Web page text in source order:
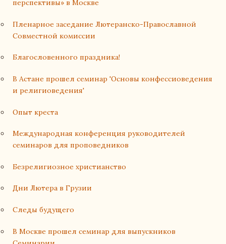
перспективы» в Москве
Пленарное заседание Лютеранско-Православной
Совместной комиссии
Благословенного праздника!
В Астане прошел семинар 'Основы конфессиоведения
и религиоведения'
Опыт креста
Международная конференция руководителей
семинаров для проповедников
Безрелигиозное христианство
Дни Лютера в Грузии
Следы будущего
В Москве прошел семинар для выпускников